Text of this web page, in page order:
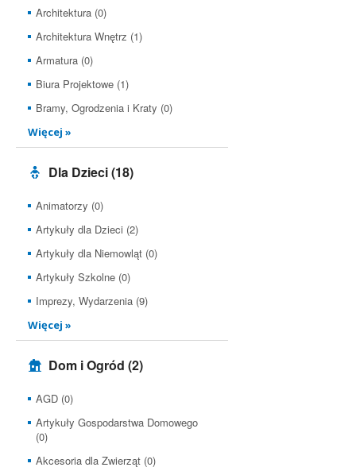
Architektura (0)
Architektura Wnętrz (1)
Armatura (0)
Biura Projektowe (1)
Bramy, Ogrodzenia i Kraty (0)
Więcej »
Dla Dzieci(18)
Animatorzy (0)
Artykuły dla Dzieci (2)
Artykuły dla Niemowląt (0)
Artykuły Szkolne (0)
Imprezy, Wydarzenia (9)
Więcej »
Dom i Ogród (2)
AGD (0)
Artykuły Gospodarstwa Domowego
(0)
Akcesoria dla Zwierząt (0)